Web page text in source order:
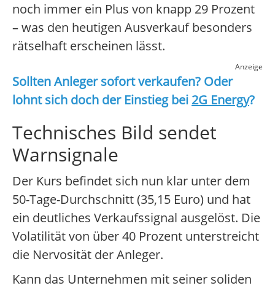
noch immer ein Plus von knapp 29 Prozent
– was den heutigen Ausverkauf besonders
rätselhaft erscheinen lässt.
Anzeige
Sollten Anleger sofort verkaufen? Oder
lohnt sich doch der Einstieg bei 2G Energy?
Technisches Bild sendet
Warnsignale
Der Kurs befindet sich nun klar unter dem
50-Tage-Durchschnitt (35,15 Euro) und hat
ein deutliches Verkaufssignal ausgelöst. Die
Volatilität von über 40 Prozent unterstreicht
die Nervosität der Anleger.
Kann das Unternehmen mit seiner soliden